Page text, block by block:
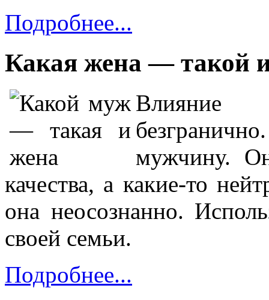
Подробнее...
Какая жена — такой
мужчину.
качества, а какие-то
она неосознанно.
своей семьи.
Подробнее...